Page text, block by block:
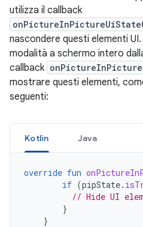
utilizza il callback
nascondere questi elementi
modalità a schermo intero
callback
mostrare questi elementi,
seguenti:
Kotlin Java
override fun
if (pipState.
// Hide UI
}
}